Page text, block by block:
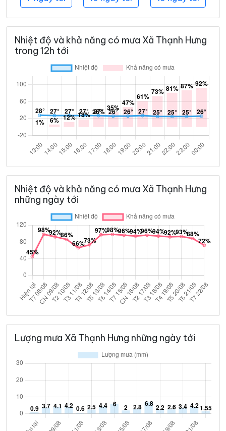
Nhiệt độ và khả năng có mưa Xã Thạnh Hưng
trong 12h tới
Nhiệt độ và khả năng có mưa Xã Thạnh Hưng
những ngày tới
Lượng mưa Xã Thạnh Hưng những ngày tới